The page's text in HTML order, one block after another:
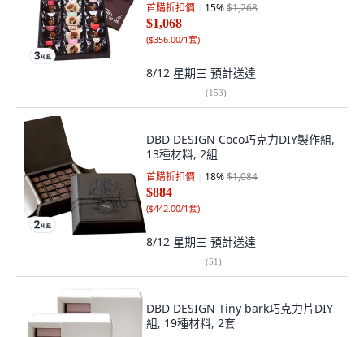
首購折扣價 15%$1,268
$1,068
($356.00/1套)
8/12 星期三 預計送達
(153)
DBD DESIGN Coco巧克力DIY製作組,
13種材料, 2組
首購折扣價 18%$1,084
$884
($442.00/1套)
8/12 星期三 預計送達
(51)
DBD DESIGN Tiny bark巧克力片DIY
組, 19種材料, 2套